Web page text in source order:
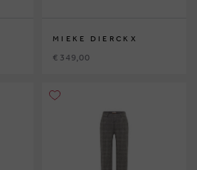
MIEKE DIERCKX
€ 349,00